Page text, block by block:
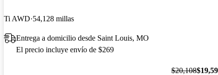
Ti AWD 54,128 millas
Entrega a domicilio desde Saint Louis, MO
El precio incluye envío de $269
$20,108